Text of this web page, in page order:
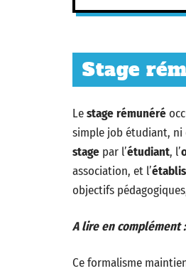
Stage
Lestage rémunéré
simple job étudiant, ni
stage par l’étudiant, l’
association, et l’
objectifs
A lire en complément :
Ce formalisme